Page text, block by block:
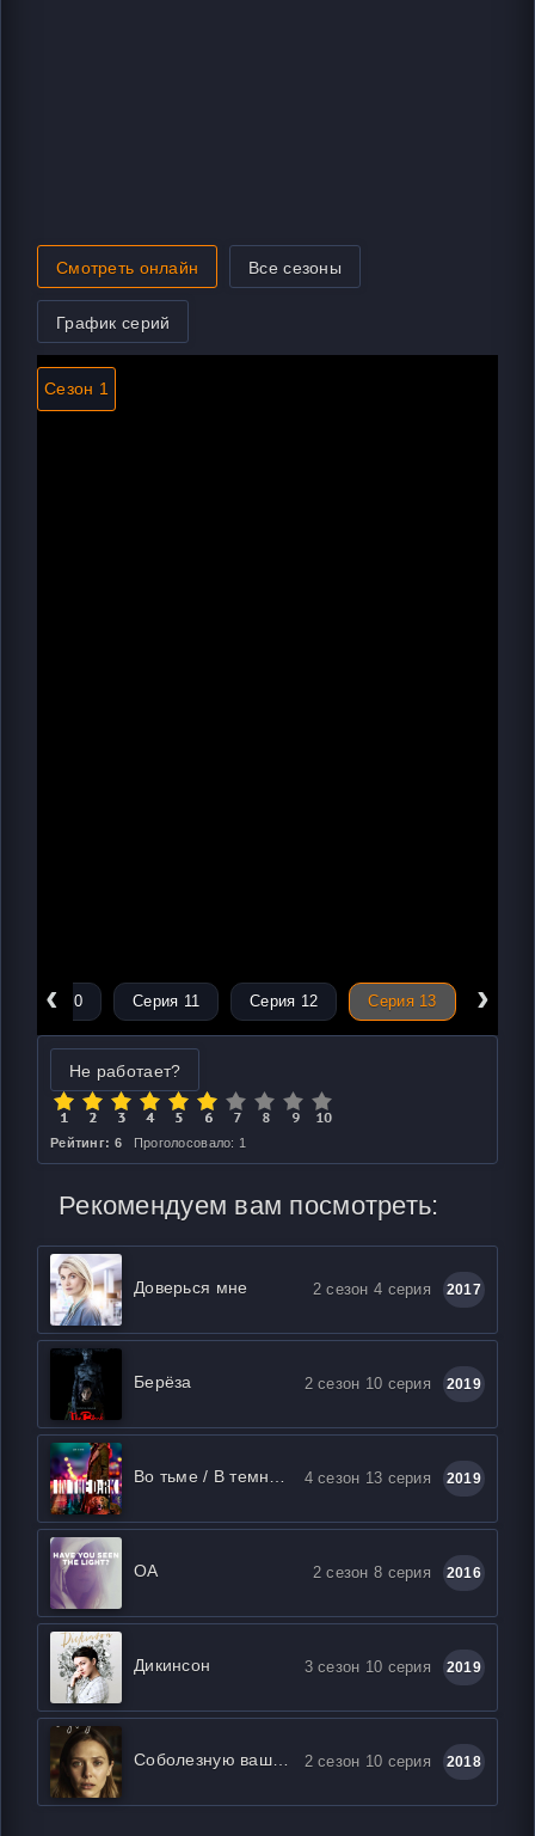
Смотреть онлайн Все сезоны
График серий
Сезон 1
‹
Серия 10 Серия 11 Серия 12 Серия 13 ›
Не работает?
Рейтинг: 6 Проголосовало: 1
Рекомендуем вам посмотреть:
Доверься мне 2 сезон 4 серия 2017
Берёза 2 сезон 10 серия 2019
4 сезон 13 серия 2019
ОА 2 сезон 8 серия 2016
Дикинсон 3 сезон 10 серия 2019
Соболезную вашей утрате 2 сезон 10 серия 2018